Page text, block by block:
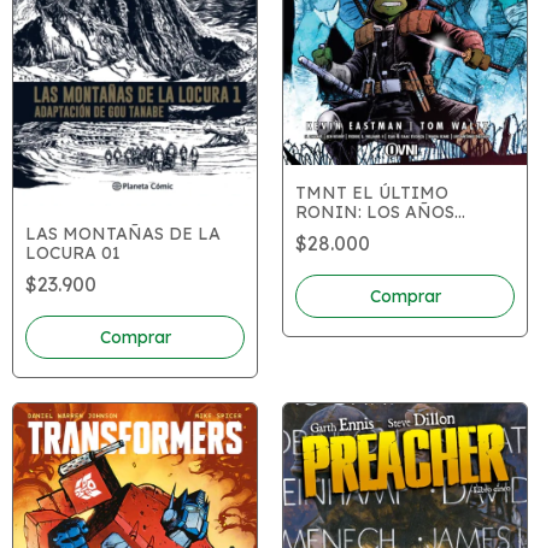
LAS MONTAÑAS DE LA
LOCURA 01
$23.900
TMNT EL ÚLTIMO
RONIN: LOS AÑOS
PERDIDOS
$28.000